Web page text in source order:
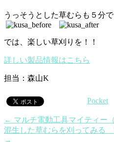
うっそうとした草むらも５分
では、楽しい草刈りを！！
詳しい製品情報はこちら
担当：森山K
Pocket
← マルチ電動工具マイティー
混生した草むらを刈ってみる
→